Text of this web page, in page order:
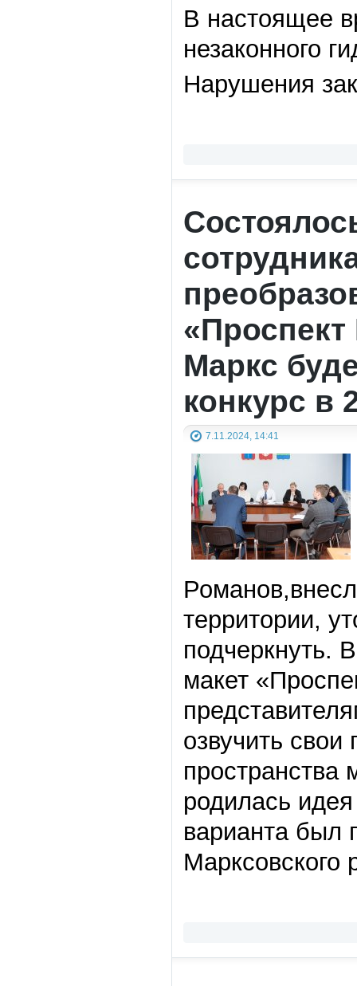
В настоящее
незаконного
Нарушения
Маркс
конкурс в
7.11.2024, 14:41
территории,
подчеркнуть.
макет
озвучить
родилась
варианта был
Марксовского